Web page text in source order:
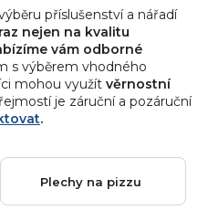
příslušenství a nářadí
nejen na kvalitu
vám odborné
s výběrem vhodného
mohou využít věrnostní
je záruční a pozáruční
.
Plechy na pizzu